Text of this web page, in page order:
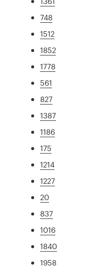
748
1512
1852
1778
561
827
1387
1186
175
1214
1227
20
837
1016
1840
1958